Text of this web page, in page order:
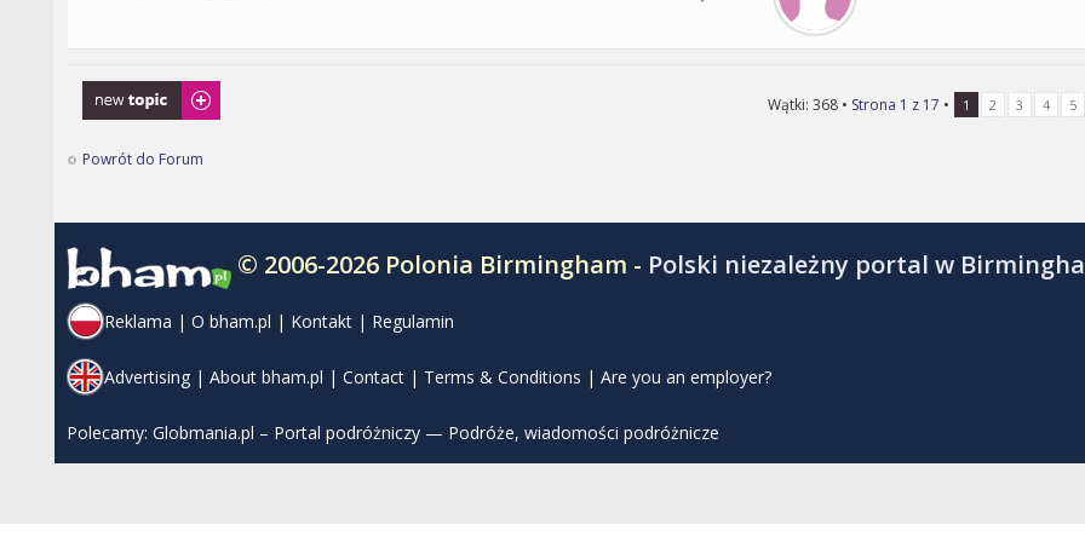
Napisz wątek
Wątki: 368 • Strona 1 z 17 • 1 2 3 4 5
Powrót do Forum
© 2006-2026 Polonia Birmingham - Polski niezależny portal w
Reklama | O bham.pl | Kontakt | Regulamin
Advertising | About bham.pl | Contact | Terms & Conditions | Are you an employer?
Polecamy: Globmania.pl – Portal podróżniczy — Podróże, wiadomości podróżnicze